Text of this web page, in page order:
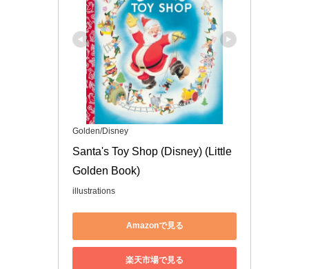
Golden/Disney
Santa's Toy Shop (Disney) (Little
Golden Book)
illustrations
Amazonで見る
楽天市場で見る